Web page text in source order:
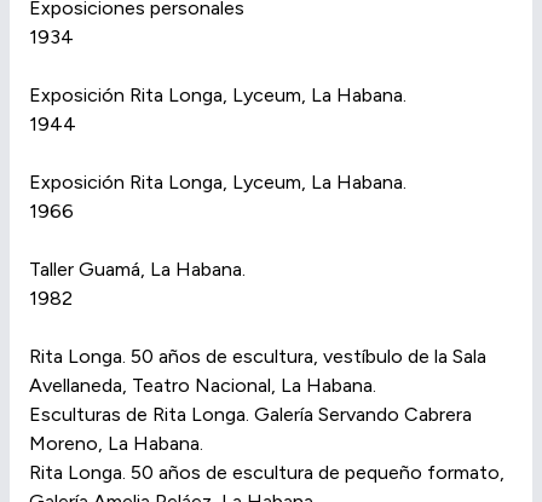
Exposiciones personales
1934
Exposición Rita Longa, Lyceum, La Habana.
1944
Exposición Rita Longa, Lyceum, La Habana.
1966
Taller Guamá, La Habana.
1982
Rita Longa. 50 años de escultura, vestíbulo de la Sala
Avellaneda, Teatro Nacional, La Habana.
Esculturas de Rita Longa. Galería Servando Cabrera
Moreno, La Habana.
Rita Longa. 50 años de escultura de pequeño formato,